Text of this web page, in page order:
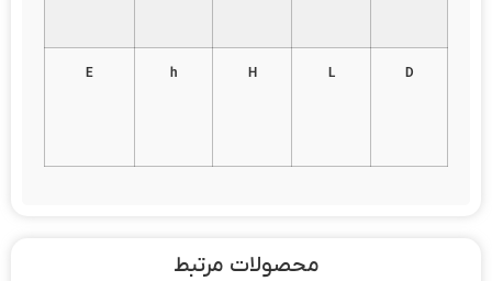
D
L
H
h
E
محصولات مرتبط